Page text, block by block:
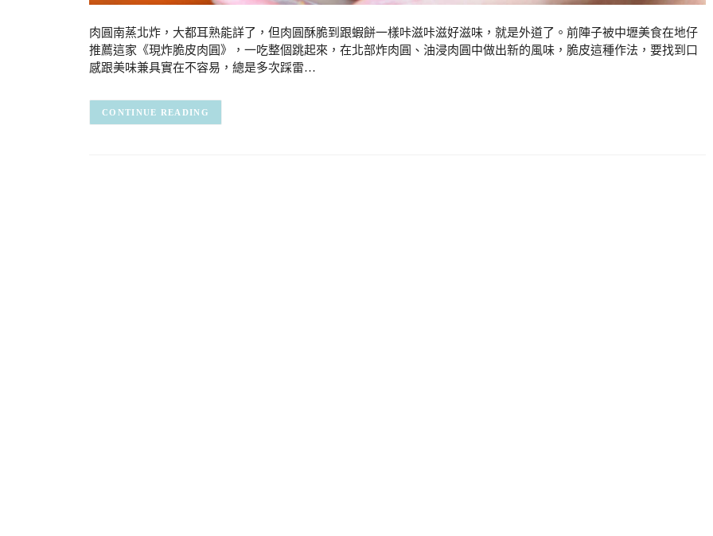
肉圓南蒸北炸，大都耳熟能詳了，但肉圓酥脆到跟蝦餅一樣咔滋咔滋好滋味，就是外道了。前陣子被中壢美食在地仔
推薦這家《現炸脆皮肉圓》，一吃整個跳起來，在北部炸肉圓、油浸肉圓中做出新的風味，脆皮這種作法，要找到口
感跟美味兼具實在不容易，總是多次踩雷…
CONTINUE READING